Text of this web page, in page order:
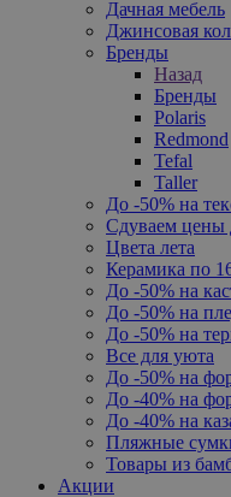
Дачная мебель
Джинсовая
Бренды
Назад
Бренды
Polaris
Redmond
Tefal
Taller
До -50% на
Сдуваем цены
Цвета лета
Керамика по
До -50% на
До -50% на
До -50% на
Все для уюта
До -50% на
До -40% на
До -40% на
Пляжные
Товары из
Акции